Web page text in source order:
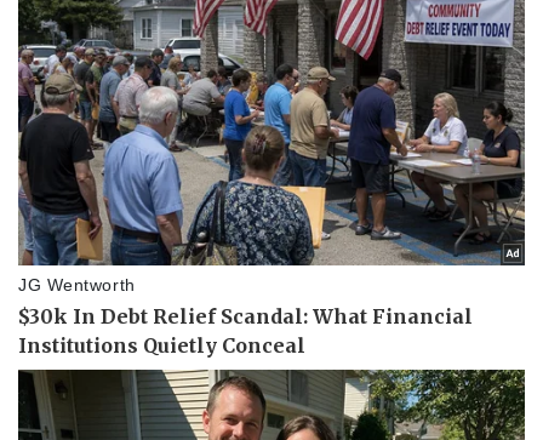
Pháp luật
Vụ án
Tin nóng
Tư vấn luật
Quân sự - Quốc phòng
Việt Nam
Phân tích